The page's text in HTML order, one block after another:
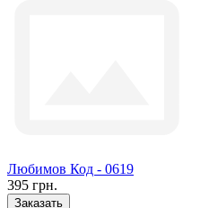
Любимов Код - 0619
395 грн.
Заказать